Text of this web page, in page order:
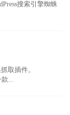
搜索引擎蜘蛛
取插件。
...